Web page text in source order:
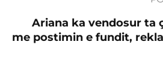
Ariana ka vendosur ta
me postimin e fundit,